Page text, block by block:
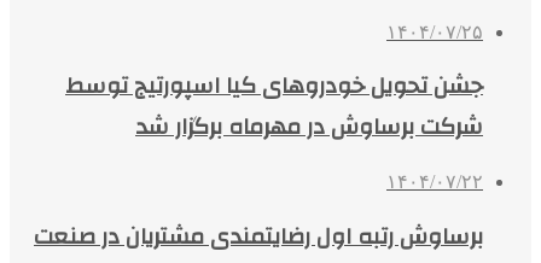
۱۴۰۴/۰۷/۲۵
جشن تحویل خودروهای کیا اسپورتیج توسط
شرکت برساوش در مهرماه برگزار شد
۱۴۰۴/۰۷/۲۲
برساوش رتبه اول رضایتمندی مشتریان در صنعت